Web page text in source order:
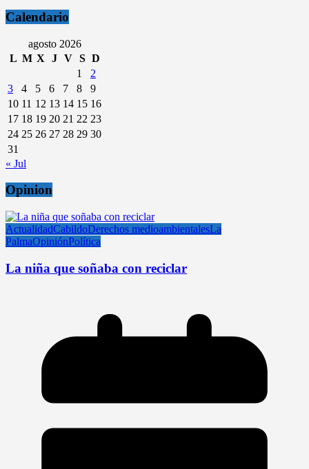
Calendario
agosto 2026
L M X J V S D
1
2
3
4 5 6 7 8
9
10 11 12 13 14 15 16
17 18 19 20 21 22 23
24 25 26 27 28 29 30
31
« Jul
Opinion
ActualidadCabildoDerechos medioambientalesLa
PalmaOpiniónPolítica
La niña que soñaba con reciclar